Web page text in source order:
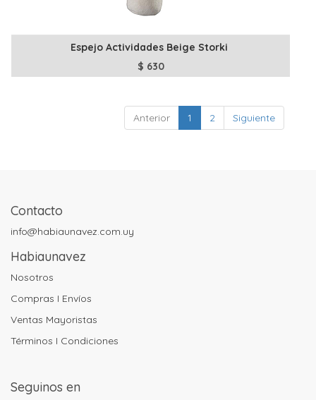
Espejo Actividades Beige Storki
$ 630
Anterior 1 2 Siguiente
Contacto
info@habiaunavez.com.uy
Habiaunavez
Nosotros
Compras I Envíos
Ventas Mayoristas
Términos I Condiciones
Seguinos en